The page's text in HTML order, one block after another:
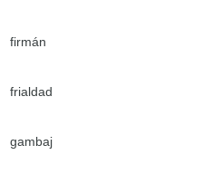
firmán
frialdad
gambaj